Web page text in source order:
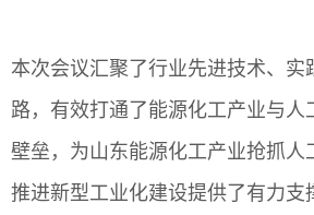
本次会议汇聚了行业先进技术、实
路，有效打通了能源化工产业与人
壁垒，为山东能源化工产业抢抓人
推进新型工业化建设提供了有力支